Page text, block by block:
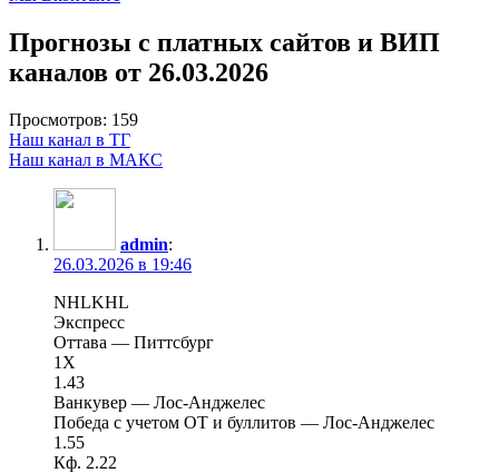
Прогнозы с платных сайтов и ВИП
каналов от 26.03.2026
Просмотров: 159
Наш канал в ТГ
Наш канал в МАКС
admin:
26.03.2026 в 19:46
NHLKHL
Экспресс
Оттава — Питтсбург
1X
1.43
Ванкувер — Лос-Анджелес
Победа с учетом ОТ и буллитов — Лос-Анджелес
1.55
Кф. 2.22